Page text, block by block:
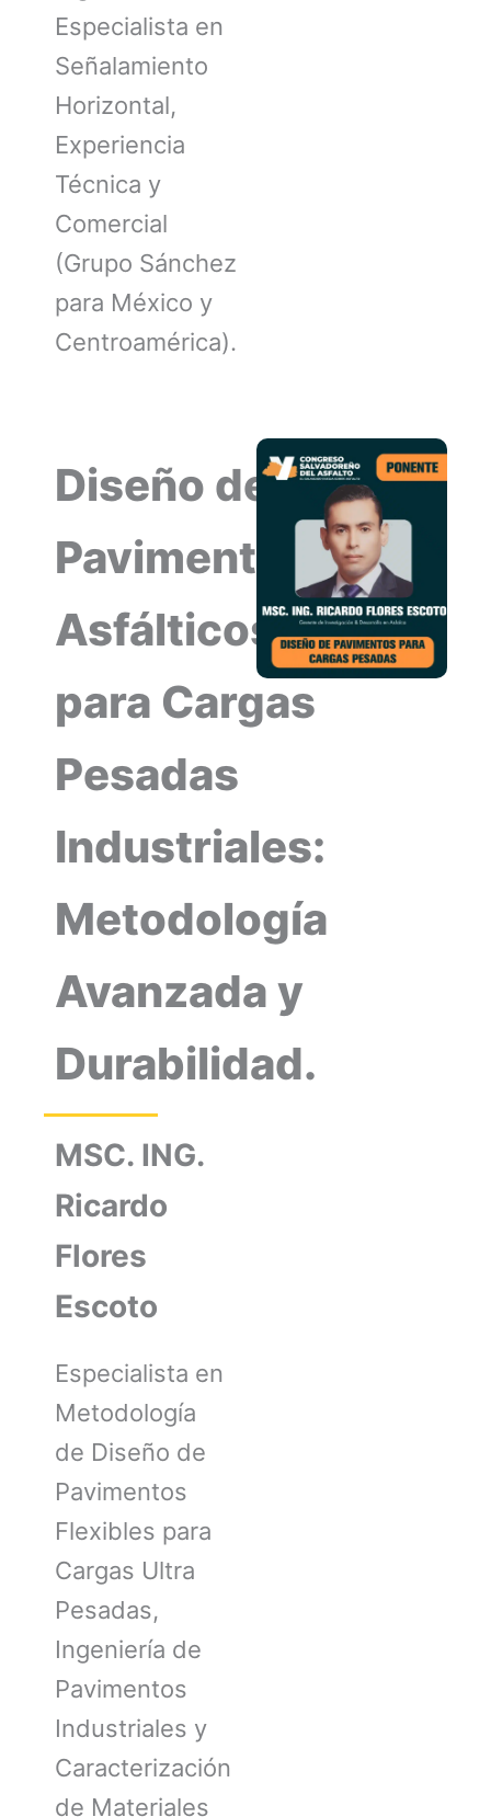
Especialista en
Señalamiento
Horizontal,
Experiencia
Técnica y
Comercial
(Grupo Sánchez
para México y
Centroamérica).
Diseño de
Pavimentos
Asfálticos
para Cargas
Pesadas
Industriales:
Metodología
Avanzada y
Durabilidad.
MSC. ING.
Ricardo
Flores
Escoto
Especialista en
Metodología
de Diseño de
Pavimentos
Flexibles para
Cargas Ultra
Pesadas,
Ingeniería de
Pavimentos
Industriales y
Caracterización
de Materiales